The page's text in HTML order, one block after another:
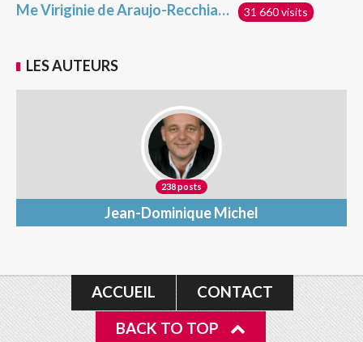
Me Viriginie de Araujo-Recchia raflée chez elle ce matin par l’État français ! 31 660 visits
LES AUTEURS
238 posts
Jean-Dominique Michel
ACCUEIL
CONTACT
BACK TO TOP